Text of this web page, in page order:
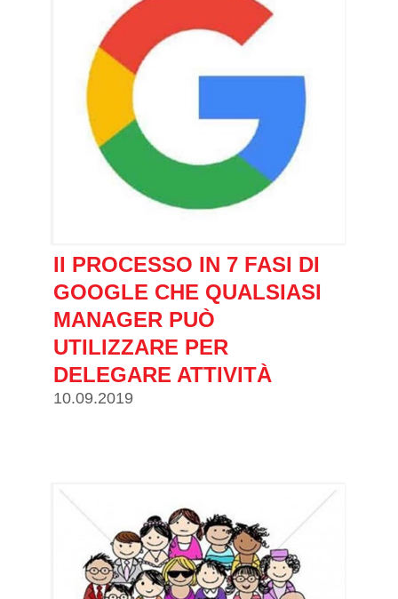
II PROCESSO IN 7 FASI DI
GOOGLE CHE QUALSIASI
MANAGER PUÒ
UTILIZZARE PER
DELEGARE ATTIVITÀ
10.09.2019